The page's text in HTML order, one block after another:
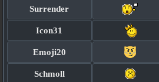
Surrender
Icon31
Emoji20
Schmoll